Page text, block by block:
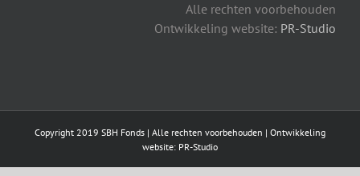
Alle rechten voorbehouden
Ontwikkeling website: PR-Studio
Copyright 2019 SBH Fonds | Alle rechten voorbehouden | Ontwikkeling
website: PR-Studio